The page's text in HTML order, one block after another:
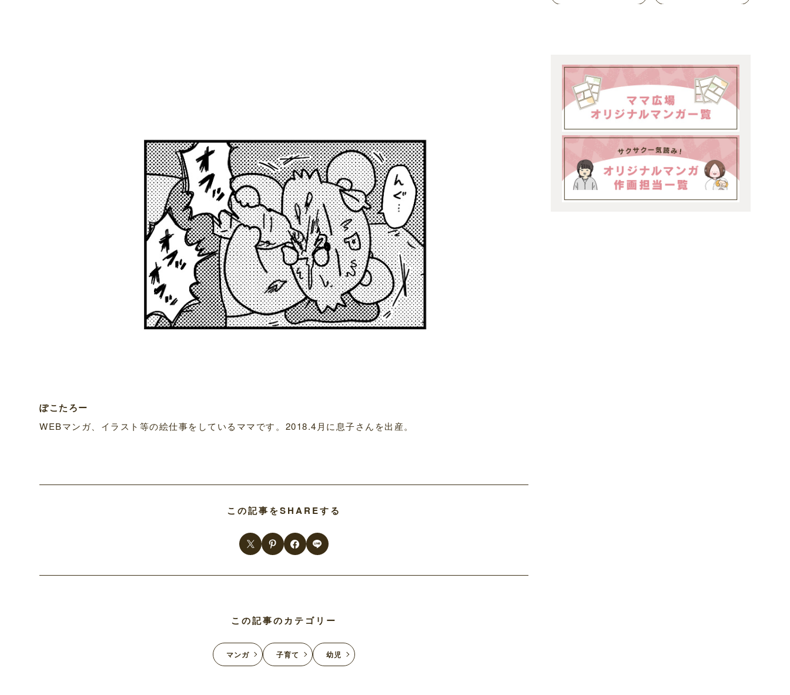
ぽこたろー
WEBマンガ、イラスト等の絵仕事をしているママです。2018.4月に息子さんを出産。
この記事をSHAREする
この記事のカテゴリー
マンガ 子育て 幼児